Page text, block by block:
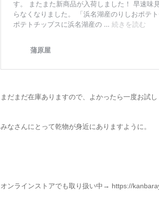
まだまだ在庫ありますので、よかったら一度お試し
みなさんにとって乾物が身近にありますように。
オンラインストアでも取り扱い中→ https://